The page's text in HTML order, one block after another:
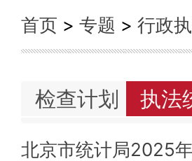
首页 > 专题 > 行政
检查计划 执法
北京市统计局2025